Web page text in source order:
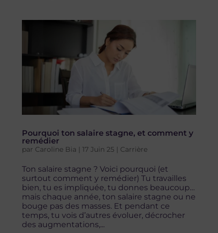
Pourquoi ton salaire stagne, et comment y
remédier
par Caroline Bia | 17 Juin 25 | Carrière
Ton salaire stagne ? Voici pourquoi (et
surtout comment y remédier) Tu travailles
bien, tu es impliquée, tu donnes beaucoup…
mais chaque année, ton salaire stagne ou ne
bouge pas des masses. Et pendant ce
temps, tu vois d’autres évoluer, décrocher
des augmentations,...